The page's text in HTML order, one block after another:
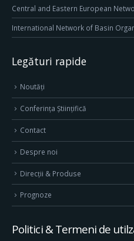
Central and Eastern European
International Network of Basin
Legături rapide
Noutăți
Conferința Științifică
Contact
Despre noi
Direcţii & Produse
Prognoze
Politici & Termeni de